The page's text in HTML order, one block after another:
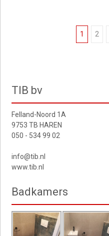
Berichten
1 2
TIB bv
Felland-Noord 1A
9753 TB HAREN
050 - 534 99 02
info@tib.nl
www.tib.nl
Badkamers